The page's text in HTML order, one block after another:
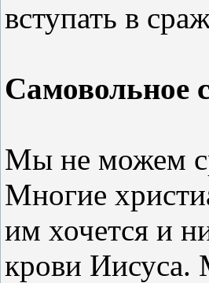
вступать в
Самовольное
Мы не можем
Многие
им хочется и
крови Иисуса.